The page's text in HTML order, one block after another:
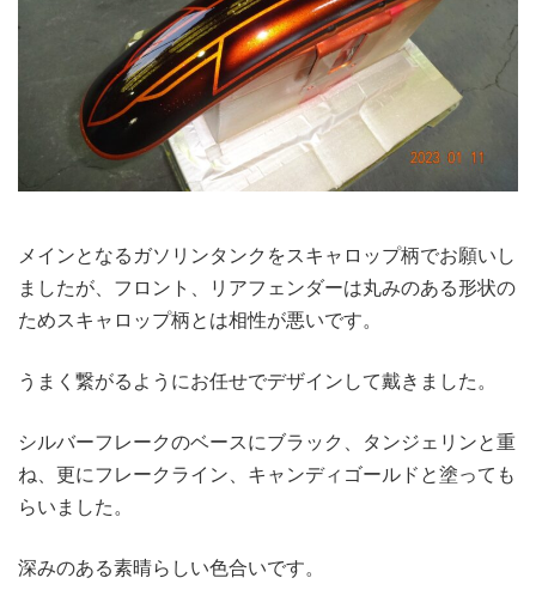
メインとなるガソリンタンクをスキャロップ柄でお願いし
ましたが、フロント、リアフェンダーは丸みのある形状の
ためスキャロップ柄とは相性が悪いです。
うまく繋がるようにお任せでデザインして戴きました。
シルバーフレークのベースにブラック、タンジェリンと重
ね、更にフレークライン、キャンディゴールドと塗っても
らいました。
深みのある素晴らしい色合いです。